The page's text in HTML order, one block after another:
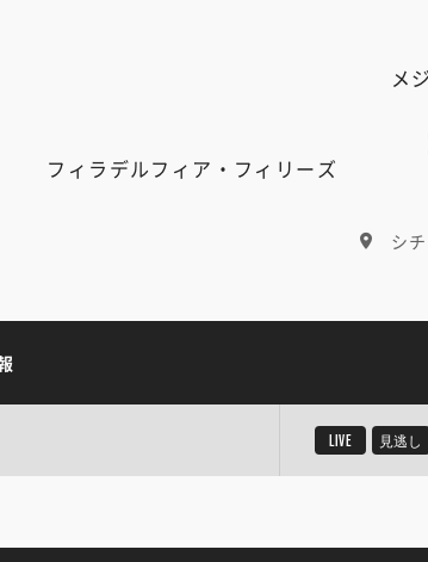
メ
フィラデルフィア・フィリーズ
シ
LIVE 見逃し